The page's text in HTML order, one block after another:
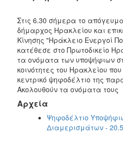
Στις 6.30 σήμερα το
δήμαρχος Ηρακλείου και
Κίνησης "Ηράκλειο Ενεργοί
κατέθεσε στο Πρωτοδικείο
τα ονόματα των υποψήφιων
κοινότητες του Ηρακλείου
κεντρικό ψηφοδέλτιο της
Ακολουθούν τα ονόματα τους
Αρχεία
Ψηφοδέλτιο
Διαμερισμάτων -